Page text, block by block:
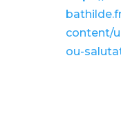
content/
ou-